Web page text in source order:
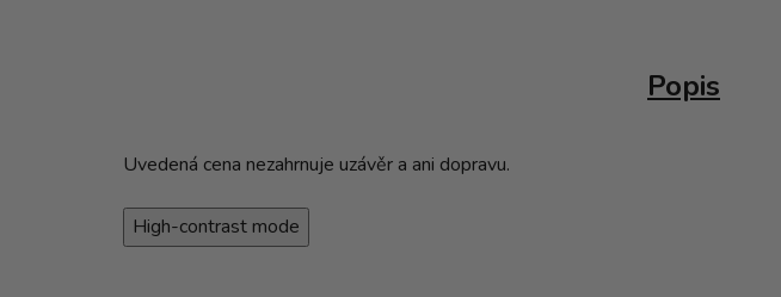
Popis
Uvedená cena nezahrnuje uzávěr a ani dopravu.
High-contrast mode